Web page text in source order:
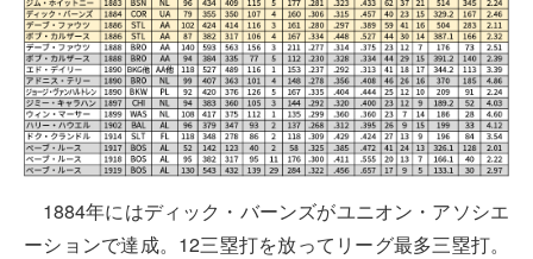
1884年にはディック・バーンズがユニオン・アソシエ
ーションで達成。12三塁打を放ってリーグ最多三塁打。